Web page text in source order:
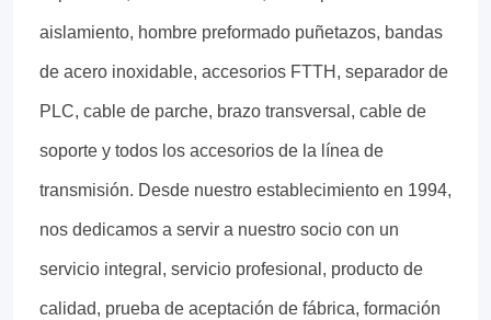
aislamiento, hombre preformado puñetazos, bandas
de acero inoxidable, accesorios FTTH, separador de
PLC, cable de parche, brazo transversal, cable de
soporte y todos los accesorios de la línea de
transmisión. Desde nuestro establecimiento en 1994,
nos dedicamos a servir a nuestro socio con un
servicio integral, servicio profesional, producto de
calidad, prueba de aceptación de fábrica, formación